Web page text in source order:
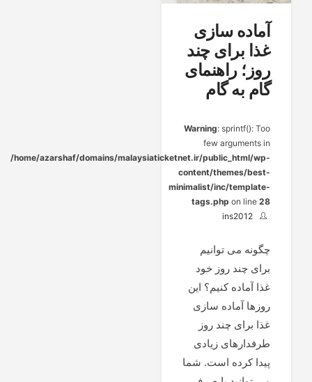
آماده سازی
غذا برای چند
روز؛ راهنمای
گام به گام
Warning: sprintf(): Too
few arguments in
/home/azarshaf/domains/malaysiaticketnet.ir/public_html/wp-
content/themes/best-
minimalist/inc/template-
tags.php on line 28
ins2012
چگونه می توانیم
برای چند روز خود
غذا آماده کنیم؟ این
روزها آماده سازی
غذا برای چند روز
طرفدارهای زیادی
پیدا کرده است. شما